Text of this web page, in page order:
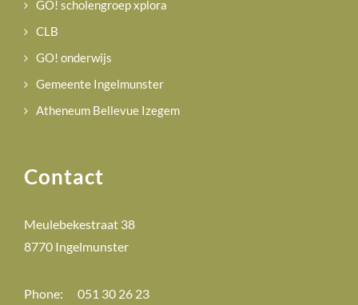
GO! scholengroep xplora
CLB
GO! onderwijs
Gemeente Ingelmunster
Atheneum Bellevue Izegem
Contact
Meulebekestraat 38
8770 Ingelmunster
Phone: 051 30 26 23